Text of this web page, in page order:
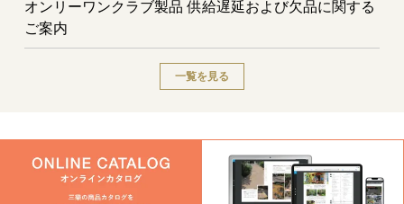
オンリーワンクラブ製品 供給遅延および欠品に関する
ご案内
一覧を見る